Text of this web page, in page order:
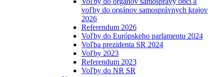
voľby do orgánov samosprávnych krajov
2026
Referendum 2026
Voľby do Európskeho parlamentu 2024
Voľba prezidenta SR 2024
Voľby 2023
Referendum 2023
Voľby do NR SR